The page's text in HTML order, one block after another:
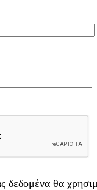
δεδομένα θα